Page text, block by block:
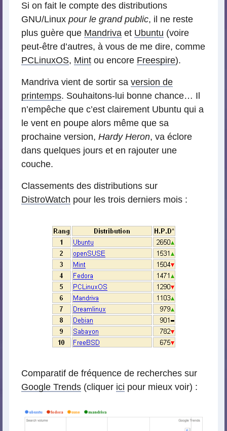
Si on fait le compte des distributions
GNU/Linux pour le grand public, il ne reste
plus guère que Mandriva et Ubuntu (voire
peut-être d’autres, à vous de me dire, comme
PCLinuxOS, Mint ou encore Freespire).
Mandriva vient de sortir sa version de
printemps. Souhaitons-lui bonne chance… Il
n’empêche que c’est clairement Ubuntu qui a
le vent en poupe alors même que sa
prochaine version, Hardy Heron, va éclore
dans quelques jours et en rajouter une
couche.
Classements des distributions sur
DistroWatch pour les trois derniers mois :
Comparatif de fréquence de recherches sur
Google Trends (cliquer ici pour mieux voir) :